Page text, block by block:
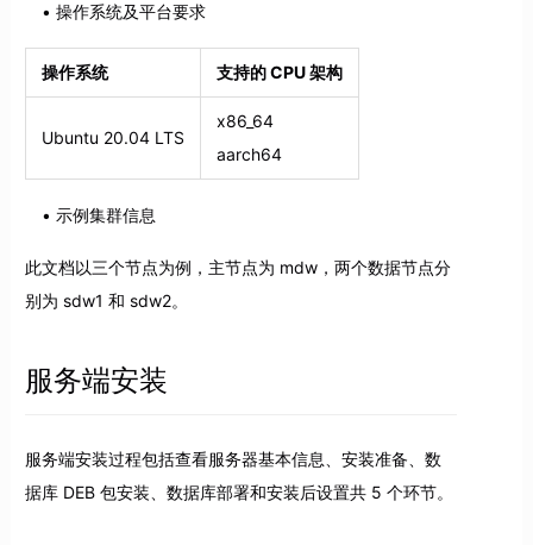
操作系统及平台要求
操作系统 支持的 CPU 架构
Ubuntu 20.04 LTS
x86_64
aarch64
示例集群信息
此文档以三个节点为例，主节点为 mdw，两个数据节点分
别为 sdw1 和 sdw2。
服务端安装
服务端安装过程包括查看服务器基本信息、安装准备、数
据库 DEB 包安装、数据库部署和安装后设置共 5 个环节。